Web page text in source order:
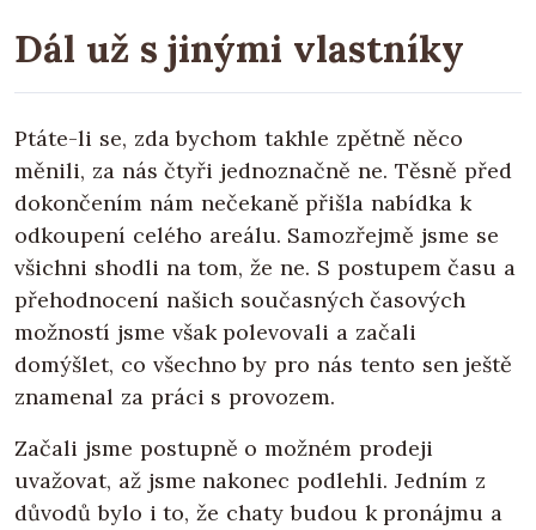
Dál už s jinými vlastníky
Ptáte-li se, zda bychom takhle zpětně něco
měnili, za nás čtyři jednoznačně ne. Těsně před
dokončením nám nečekaně přišla nabídka k
odkoupení celého areálu. Samozřejmě jsme se
všichni shodli na tom, že ne. S postupem času a
přehodnocení našich současných časových
možností jsme však polevovali a začali
domýšlet, co všechno by pro nás tento sen ještě
znamenal za práci s provozem.
Začali jsme postupně o možném prodeji
uvažovat, až jsme nakonec podlehli. Jedním z
důvodů bylo i to, že chaty budou k pronájmu a